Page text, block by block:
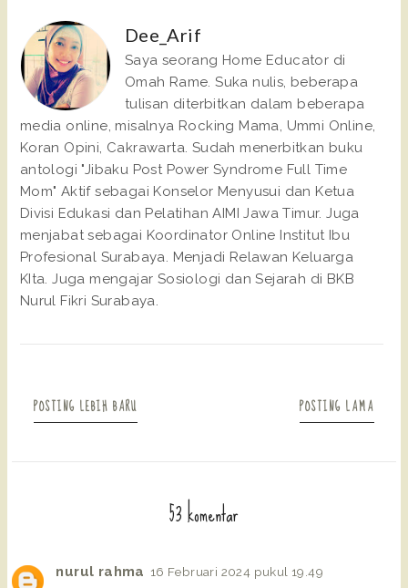
Dee_Arif
Saya seorang Home Educator di
Omah Rame. Suka nulis, beberapa
tulisan diterbitkan dalam beberapa
media online, misalnya Rocking Mama, Ummi Online,
Koran Opini, Cakrawarta. Sudah menerbitkan buku
antologi "Jibaku Post Power Syndrome Full Time
Mom" Aktif sebagai Konselor Menyusui dan Ketua
Divisi Edukasi dan Pelatihan AIMI Jawa Timur. Juga
menjabat sebagai Koordinator Online Institut Ibu
Profesional Surabaya. Menjadi Relawan Keluarga
KIta. Juga mengajar Sosiologi dan Sejarah di BKB
Nurul Fikri Surabaya.
POSTING LEBIH BARU POSTING LAMA
53 komentar
nurul rahma 16 Februari 2024 pukul 19.49